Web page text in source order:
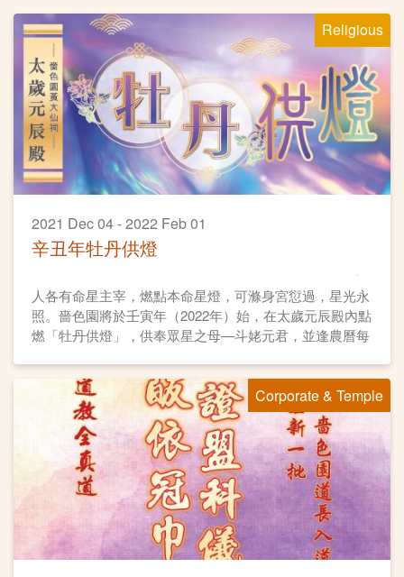
Religious
2021 Dec 04 - 2022 Feb 01
辛丑年牡丹供燈
人各有命星主宰，燃點本命星燈，可滌身宮愆過，星光永
照。嗇色園將於壬寅年（2022年）始，在太歲元辰殿內點
燃「牡丹供燈」，供奉眾星之母—斗姥元君，並逢農曆每
自身「本命星燈」，祈求平安順遂、元辰護佑、星光主
照、福德無量。
Corporate & Temple